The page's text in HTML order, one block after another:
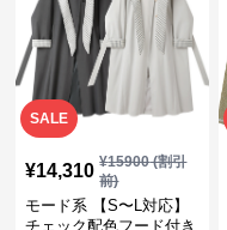
SALE
¥14,310 ¥15900(割引
前)
モード系 【S〜L対応】
チェック配色フード付き